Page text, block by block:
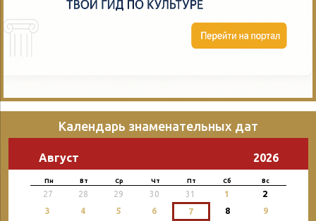
Календарь знаменательных дат
Август 2026
Пн Вт Ср Чт Пт Сб Вс
27 28 29 30 31 1 2
3 4 5 6 7 8
9